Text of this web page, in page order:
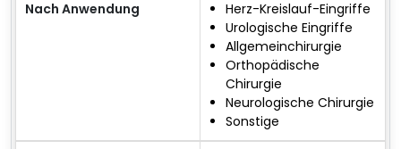
Nach Anwendung
Herz-Kreislauf-Eingriffe
Urologische Eingriffe
Allgemeinchirurgie
Orthopädische
Chirurgie
Neurologische Chirurgie
Sonstige